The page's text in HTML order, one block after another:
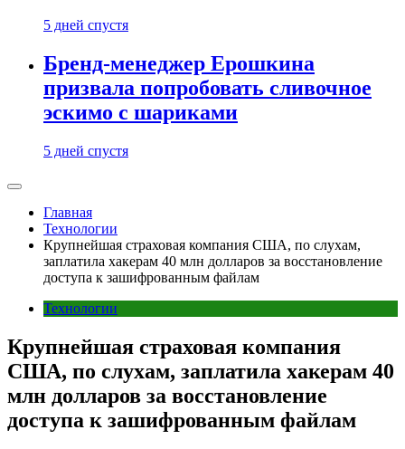
5 дней спустя
Бренд-менеджер Ерошкина
призвала попробовать сливочное
эскимо с шариками
5 дней спустя
Главная
Технологии
Крупнейшая страховая компания США, по слухам,
заплатила хакерам 40 млн долларов за восстановление
доступа к зашифрованным файлам
Технологии
Крупнейшая страховая компания
США, по слухам, заплатила хакерам 40
млн долларов за восстановление
доступа к зашифрованным файлам